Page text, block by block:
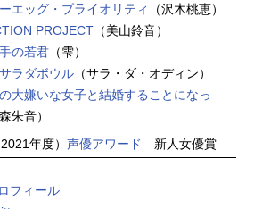
エッグ・プライオリティ
（沢木桃恵）
PROJECT （美山鈴音）
の若君 （雫）
ラダボウル （サラ・ダ・オディン）
大嫌いな女子と結婚することになっ
朱音）
年度） 声優アワード 新人女優賞
フィール